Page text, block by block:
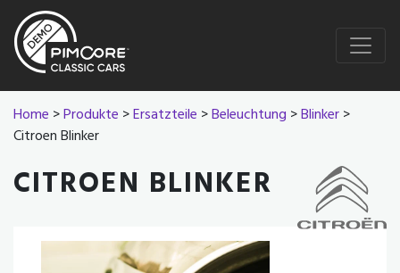
Home >Produkte >Ersatzteile >Beleuchtung >Blinker>
Citroen Blinker
CITROEN BLINKER